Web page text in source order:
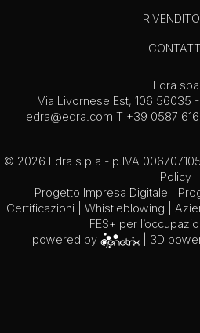
Edra spa
Via Livornese Est, 106 56035
edra@edra.com T +39 0587
© 2026 Edra s.p.a - p.IVA
Policy
Progetto Impresa Digitale
Certificazioni
Whistleblowing |
FES+ per
powered by
| 3D